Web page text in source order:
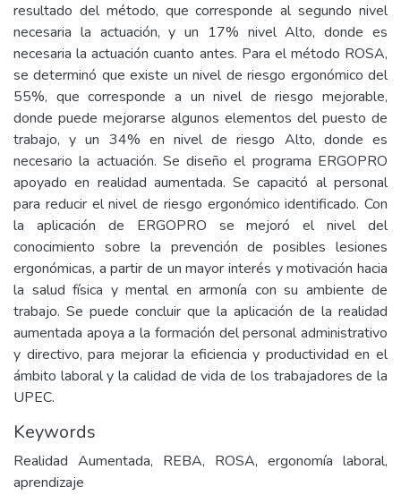
resultado del método, que corresponde al segundo nivel
necesaria la actuación, y un 17% nivel Alto, donde es
necesaria la actuación cuanto antes. Para el método ROSA,
se determinó que existe un nivel de riesgo ergonómico del
55%, que corresponde a un nivel de riesgo mejorable,
donde puede mejorarse algunos elementos del puesto de
trabajo, y un 34% en nivel de riesgo Alto, donde es
necesario la actuación. Se diseño el programa ERGOPRO
apoyado en realidad aumentada. Se capacitó al personal
para reducir el nivel de riesgo ergonómico identificado. Con
la aplicación de ERGOPRO se mejoró el nivel del
conocimiento sobre la prevención de posibles lesiones
ergonómicas, a partir de un mayor interés y motivación hacia
la salud física y mental en armonía con su ambiente de
trabajo. Se puede concluir que la aplicación de la realidad
aumentada apoya a la formación del personal administrativo
y directivo, para mejorar la eficiencia y productividad en el
ámbito laboral y la calidad de vida de los trabajadores de la
UPEC.
Keywords
Realidad Aumentada, REBA, ROSA, ergonomía laboral,
aprendizaje